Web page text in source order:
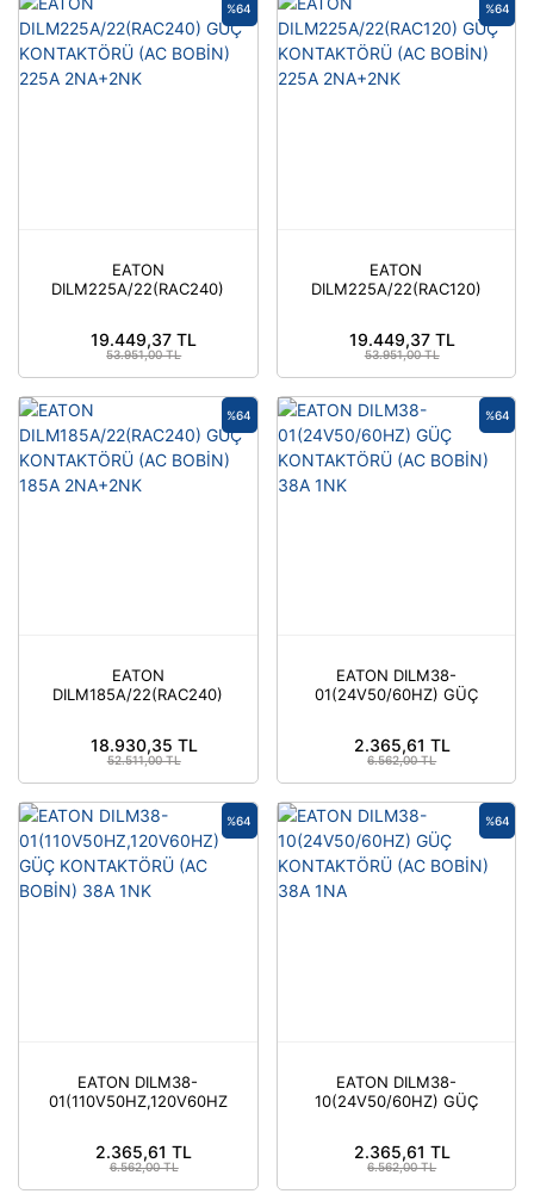
EATON
DILM225A/22(RAC240)
%64
19.449,37 TL
53.951,00 TL
EATON
DILM225A/22(RAC120)
%64
19.449,37 TL
53.951,00 TL
EATON
DILM185A/22(RAC240)
%64
18.930,35 TL
52.511,00 TL
EATON DILM38-
01(24V50/60HZ) GÜÇ
%64
2.365,61 TL
6.562,00 TL
EATON DILM38-
01(110V50HZ,120V60HZ)
%64
2.365,61 TL
6.562,00 TL
EATON DILM38-
10(24V50/60HZ) GÜÇ
%64
2.365,61 TL
6.562,00 TL